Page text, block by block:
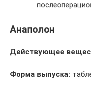
Анаполон
Действующее
Форма выпуска: